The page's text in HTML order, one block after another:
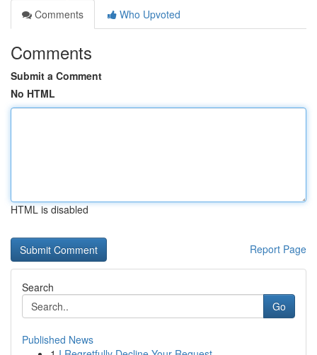
Comments
Who Upvoted
Comments
Submit a Comment
No HTML
HTML is disabled
Report Page
Search
Go
Published News